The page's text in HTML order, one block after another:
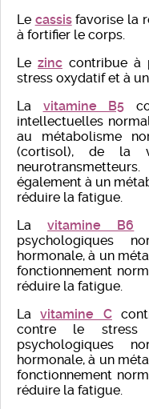
Le cassisfavorise la
à fortifier le corps.
Le zinc contribue à
stress oxydatif et à
La vitamine B5
intellectuelles
au métabolisme
(cortisol), de la
également à un
réduire la fatigue.
Lavitamine B6
psychologiques
hormonale, à un
fonctionnement
réduire la fatigue.
Lavitamine C
contre le stress
psychologiques
hormonale, à un
fonctionnement
réduire la fatigue.